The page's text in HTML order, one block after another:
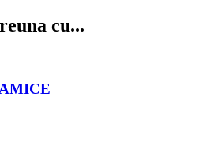
cu...